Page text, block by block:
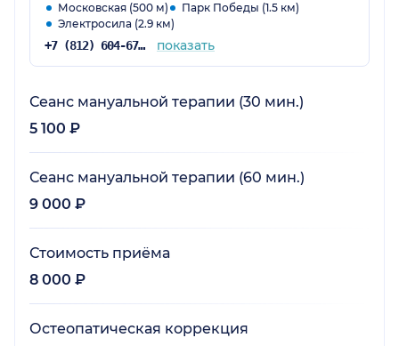
Московская (500 м)
Парк Победы (1.5 км)
Электросила (2.9 км)
+7 (812) 604-67-48 показать
Сеанс мануальной терапии (30 мин.)
5 100 ₽
Сеанс мануальной терапии (60 мин.)
9 000 ₽
Стоимость приёма
8 000 ₽
Остеопатическая коррекция